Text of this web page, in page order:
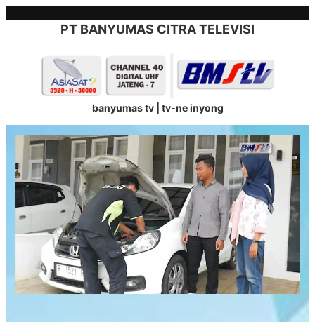
PT BANYUMAS CITRA TELEVISI
banyumas tv | tv-ne inyong
Unmute
Stream